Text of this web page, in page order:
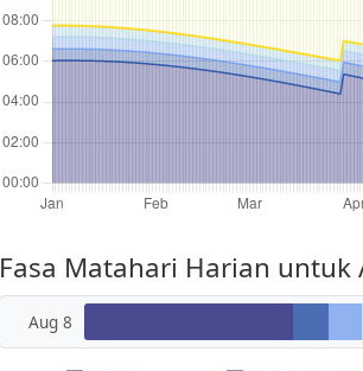
Fasa Matahari Harian untuk
Aug 8